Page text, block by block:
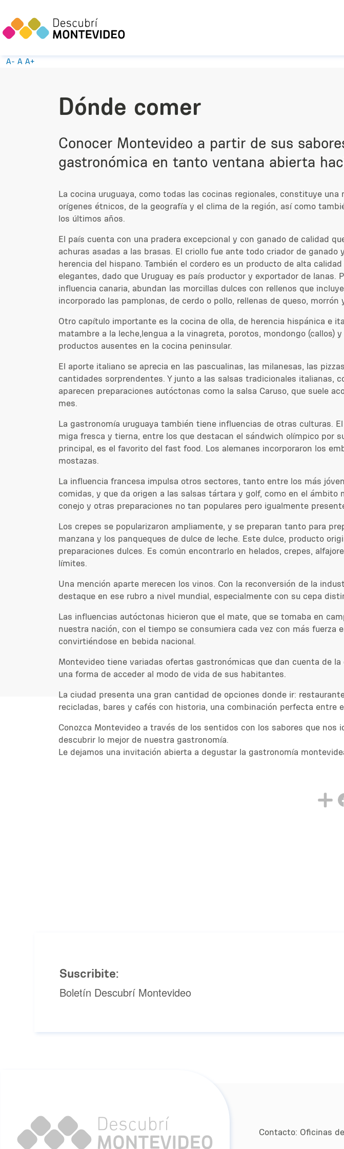
A- A A+
Dónde comer
Conocer Montevideo a partir de sus
gastronómica en tanto ventana abierta
La cocina uruguaya, como todas las cocinas regionales, constituye
orígenes étnicos, de la geografía y el clima de la región, así como
los últimos años.
El país cuenta con una pradera excepcional y con ganado de calidad
achuras asadas a las brasas. El criollo fue ante todo criador de
herencia del hispano. También el cordero es un producto de alta
elegantes, dado que Uruguay es país productor y exportador de
influencia canaria, abundan las morcillas dulces con rellenos que
incorporado las pamplonas, de cerdo o pollo, rellenas de queso, morrón
Otro capítulo importante es la cocina de olla, de herencia hispánica e
matambre a la leche,lengua a la vinagreta, porotos, mondongo (callos)
productos ausentes en la cocina peninsular.
El aporte italiano se aprecia en las pascualinas, las milanesas, las
cantidades sorprendentes. Y junto a las salsas tradicionales italianas,
aparecen preparaciones autóctonas como la salsa Caruso, que suele
mes.
La gastronomía uruguaya también tiene influencias de otras culturas.
miga fresca y tierna, entre los que destacan el sándwich olímpico por
principal, es el favorito del fast food. Los alemanes incorporaron los
mostazas.
La influencia francesa impulsa otros sectores, tanto entre los más
comidas, y que da origen a las salsas tártara y golf, como en el
conejo y otras preparaciones no tan populares pero igualmente
Los crepes se popularizaron ampliamente, y se preparan tanto para
manzana y los panqueques de dulce de leche. Este dulce, producto
preparaciones dulces. Es común encontrarlo en helados, crepes,
límites.
Una mención aparte merecen los vinos. Con la reconversión de la
destaque en ese rubro a nivel mundial, especialmente con su cepa
Las influencias autóctonas hicieron que el mate, que se tomaba en
nuestra nación, con el tiempo se consumiera cada vez con más
convirtiéndose en bebida nacional.
Montevideo tiene variadas ofertas gastronómicas que dan cuenta de
una forma de acceder al modo de vida de sus habitantes.
La ciudad presenta una gran cantidad de opciones donde ir:
recicladas, bares y cafés con historia, una combinación perfecta entre
Conozca Montevideo a través de los sentidos con los sabores que
descubrir lo mejor de nuestra gastronomía.
Le dejamos una invitación abierta a degustar la gastronomía
Suscribite:
Boletín Descubrí Montevideo
Contacto: Oﬁcinas